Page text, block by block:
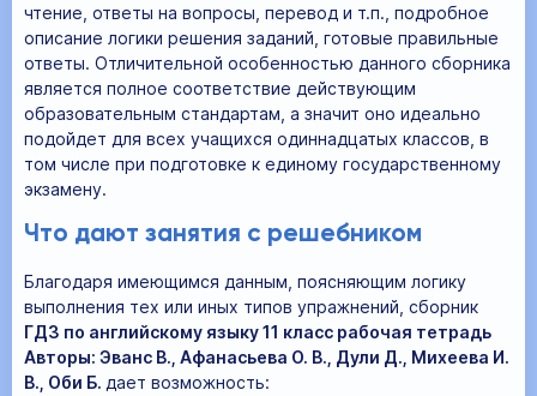
чтение, ответы на вопросы, перевод и т.п., подробное
описание логики решения заданий, готовые правильные
ответы. Отличительной особенностью данного сборника
является полное соответствие действующим
образовательным стандартам, а значит оно идеально
подойдет для всех учащихся одиннадцатых классов, в
том числе при подготовке к единому государственному
экзамену.
Что дают занятия с решебником
Благодаря имеющимся данным, поясняющим логику
выполнения тех или иных типов упражнений, сборник
ГДЗ по английскому языку 11 класс рабочая тетрадь
Авторы: Эванс В., Афанасьева О. В., Дули Д., Михеева И.
В., Оби Б. дает возможность: